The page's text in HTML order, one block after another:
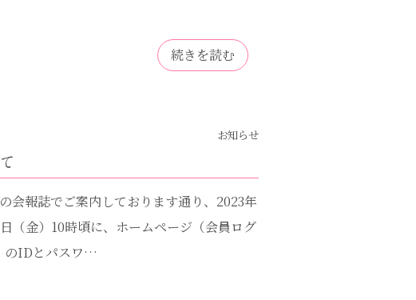
続きを読む
お知らせ
会報誌でご案内しております通り、2023年
（金）10時頃に、ホームページ（会員ログ
のIDとパスワ…